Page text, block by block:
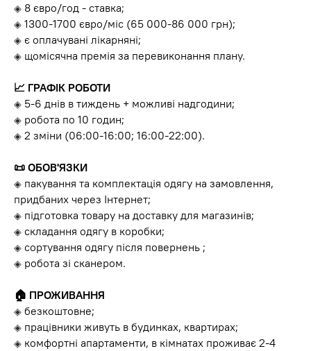
◈8 євро/год - ставка;
◈1300-1700 євро/міс (65 000-86 000 грн);
◈є оплачувані лікарняні;
◈ щомісячна премія за перевиконання плану.
📈 ГРАФІК РОБОТИ
◈5-6 днів в тиждень + можливі надгодини;
◈робота по 10 годин;
◈2 зміни (06:00-16:00; 16:00-22:00).
📜 ОБОВ'ЯЗКИ
◈пакування та комплектація одягу на замовлення,
придбаних через Інтернет;
◈підготовка товару на доставку для магазинів;
◈складання одягу в коробки;
◈сортування одягу після повернень ;
◈робота зі сканером.
🏠 ПРОЖИВАННЯ
◈безкоштовне;
◈працівники живуть в будинках, квартирах;
◈комфортні апартаменти, в кімнатах проживає 2-4